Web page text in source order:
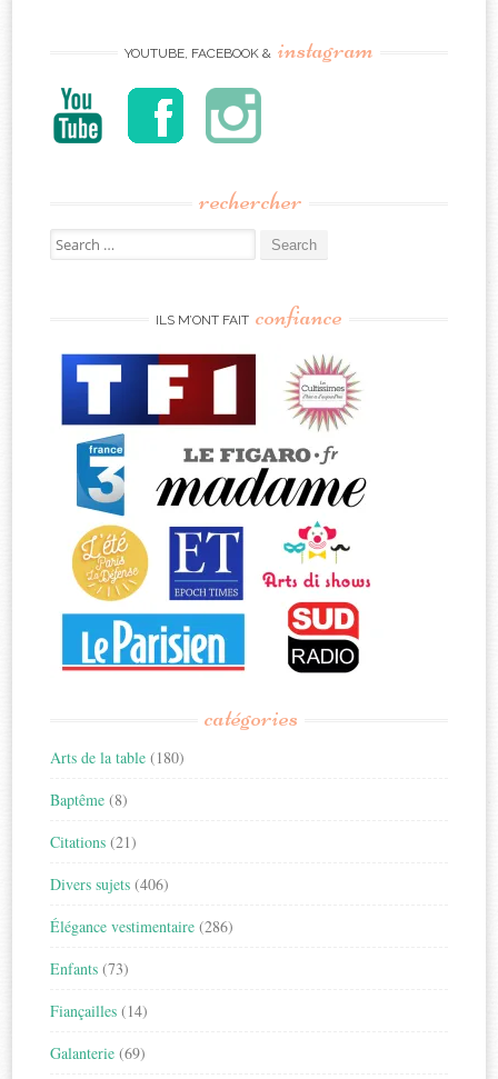
YOUTUBE, FACEBOOK & instagram
rechercher
Search
for:
ILS M’ONT FAIT confiance
catégories
Arts de la table (180)
Baptême (8)
Citations (21)
Divers sujets (406)
Élégance vestimentaire (286)
Enfants (73)
Fiançailles (14)
Galanterie (69)